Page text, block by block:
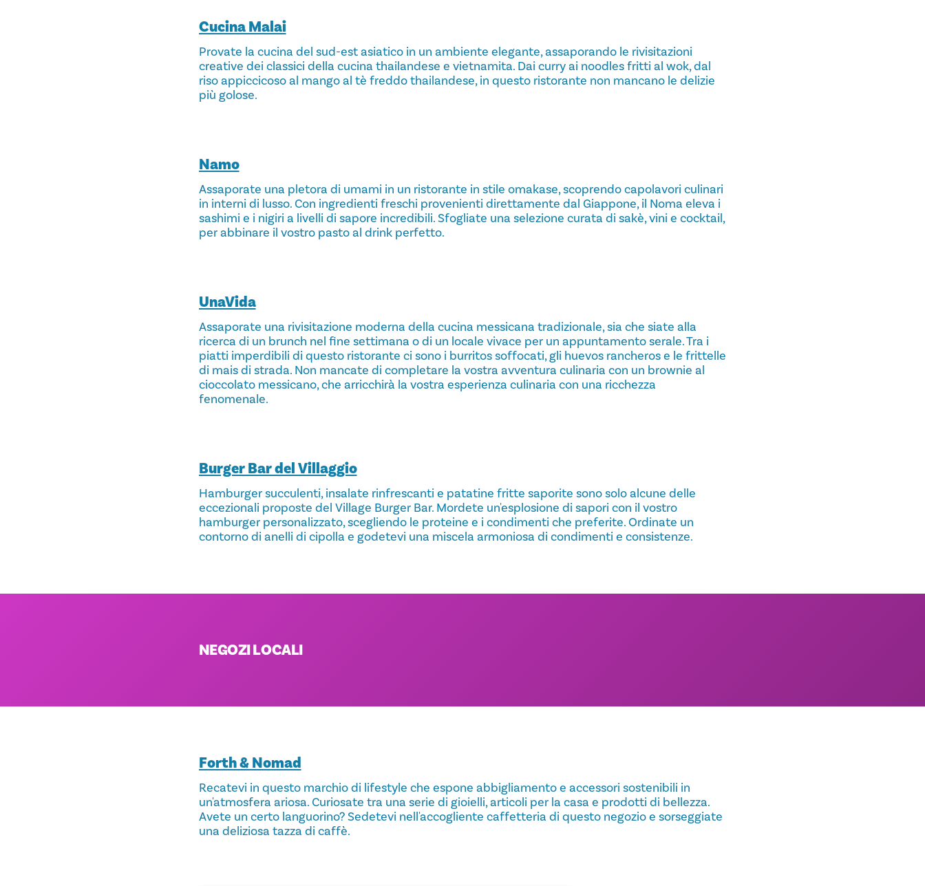
Cucina Malai
Provate la cucina del sud-est asiatico in un ambiente elegante, assaporando le rivisitazioni
creative dei classici della cucina thailandese e vietnamita. Dai curry ai noodles fritti al wok, dal
riso appiccicoso al mango al tè freddo thailandese, in questo ristorante non mancano le delizie
più golose.
Namo
Assaporate una pletora di umami in un ristorante in stile omakase, scoprendo capolavori culinari
in interni di lusso. Con ingredienti freschi provenienti direttamente dal Giappone, il Noma eleva i
sashimi e i nigiri a livelli di sapore incredibili. Sfogliate una selezione curata di sakè, vini e cocktail,
per abbinare il vostro pasto al drink perfetto.
UnaVida
Assaporate una rivisitazione moderna della cucina messicana tradizionale, sia che siate alla
ricerca di un brunch nel fine settimana o di un locale vivace per un appuntamento serale. Tra i
piatti imperdibili di questo ristorante ci sono i burritos soffocati, gli huevos rancheros e le frittelle
di mais di strada. Non mancate di completare la vostra avventura culinaria con un brownie al
cioccolato messicano, che arricchirà la vostra esperienza culinaria con una ricchezza
fenomenale.
Burger Bar del Villaggio
Hamburger succulenti, insalate rinfrescanti e patatine fritte saporite sono solo alcune delle
eccezionali proposte del Village Burger Bar. Mordete un'esplosione di sapori con il vostro
hamburger personalizzato, scegliendo le proteine e i condimenti che preferite. Ordinate un
contorno di anelli di cipolla e godetevi una miscela armoniosa di condimenti e consistenze.
NEGOZI LOCALI
Forth & Nomad
Recatevi in questo marchio di lifestyle che espone abbigliamento e accessori sostenibili in
un'atmosfera ariosa. Curiosate tra una serie di gioielli, articoli per la casa e prodotti di bellezza.
Avete un certo languorino? Sedetevi nell'accogliente caffetteria di questo negozio e sorseggiate
una deliziosa tazza di caffè.